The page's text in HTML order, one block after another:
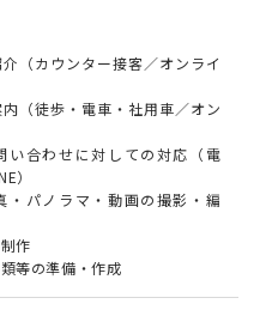
（カウンター接客／オンライ
（徒歩・電車・社用車／オン
い合わせに対しての対応（電
）
・パノラマ・動画の撮影・編
作
等の準備・作成